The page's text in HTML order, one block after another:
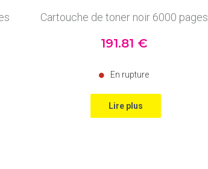
Cartouche de toner noir 6000 pages
191.81 €
En rupture